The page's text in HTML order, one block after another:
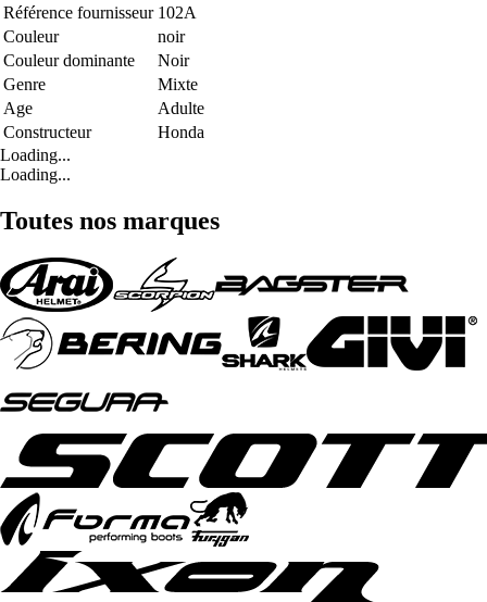
Référence fournisseur 102A
Couleur
noir
Couleur dominante
Noir
Genre
Mixte
Age
Adulte
Constructeur
Honda
Loading...
Loading...
Toutes nos marques